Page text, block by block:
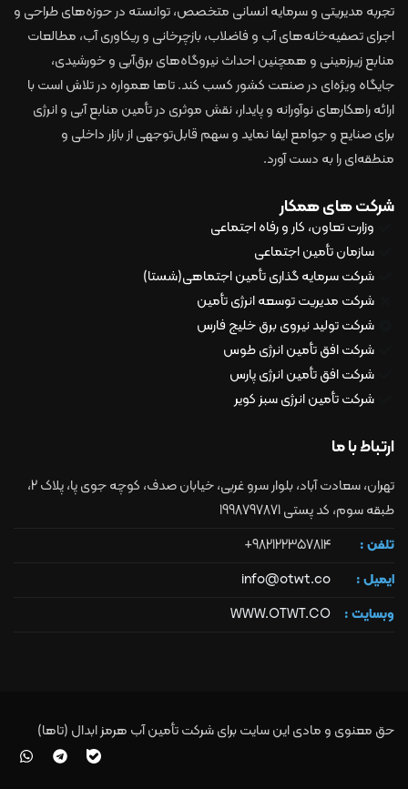
تجربه مدیریتی و سرمایه انسانی متخصص، توانسته در حوزه‌های طراحی و
اجرای تصفیه‌خانه‌های آب و فاضلاب، بازچرخانی و ریکاوری آب، مطالعات
منابع زیرزمینی و همچنین احداث نیروگاه‌های برق‌آبی و خورشیدی،
جایگاه ویژه‌ای در صنعت کشور کسب کند. تاها همواره در تلاش است با
ارائه راهکارهای نوآورانه و پایدار، نقش موثری در تأمین منابع آبی و انرژی
برای صنایع و جوامع ایفا نماید و سهم قابل‌توجهی از بازار داخلی و
منطقه‌ای را به دست آورد.
شرکت های همکار
وزارت تعاون، کار و رفاه اجتماعی
سازمان تأمین اجتماعی
شرکت سرمایه گذاری تأمین اجتماهی(شستا)
شرکت مدیریت توسعه انرژی تأمین
شرکت تولید نیروی برق خلیج فارس
شرکت افق تأمین انرژی طوس
شرکت افق تأمین انرژی پارس
شرکت تأمین انرژی سبز کویر
ارتباط با ما
ﺗﻬﺮان، سعادت آباد، بلوار سرو غربی، خیابان صدف، کوچه جوی پا، پلاک 2،
طبقه سوم، کد پستی 1998797871
تلفن :
982122357814+
ایمیل :
info@otwt.co
وبسایت :
WWW.OTWT.CO
حق معنوی و مادی این سایت برای شرکت تأمین آب هرمز ابدال (تاها)